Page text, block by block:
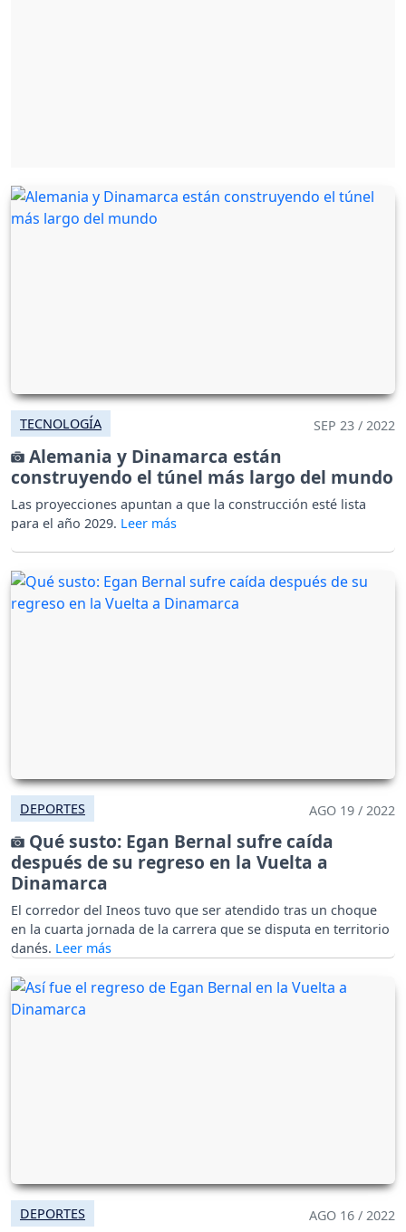
TECNOLOGÍA SEP 23 / 2022
Alemania y Dinamarca están
construyendo el túnel más largo del mundo
Las proyecciones apuntan a que la construcción esté lista
para el año 2029.
DEPORTES AGO 19 / 2022
Qué susto: Egan Bernal sufre caída
después de su regreso en la Vuelta a
Dinamarca
El corredor del Ineos tuvo que ser atendido tras un choque
en la cuarta jornada de la carrera que se disputa en territorio
danés.
DEPORTES AGO 16 / 2022